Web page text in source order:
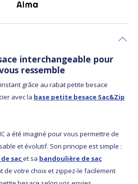
interchangeable pour
ressemble
grâce au rabat petite besace
avec la base petite besace Sac&Zip
a été imaginé pour vous permettre de
et évolutif. Son principe est simple :
sacet sa bandoulière de sac
de votre choix et zippez-le facilement